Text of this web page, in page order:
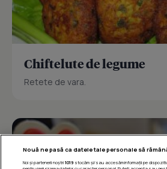
Chiftelute de legume
Retete de vara.
Nouă ne pasă ca datele tale personale să
Noi și partenerii noștri 1019stocăm și/sau accesăm informații pe